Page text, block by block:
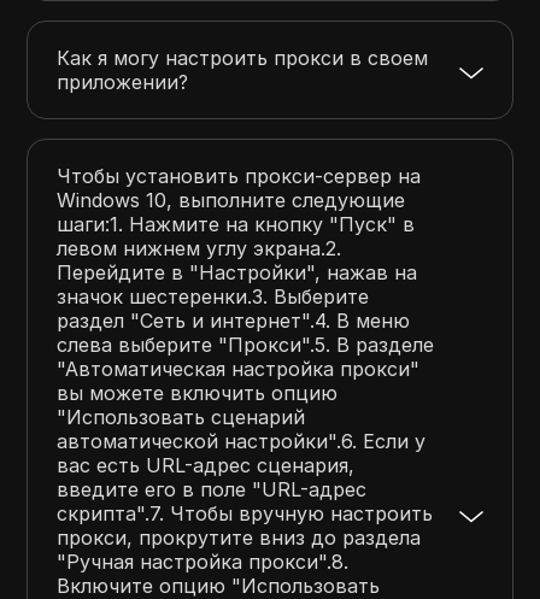
Как я могу настроить прокси в своем
приложении?
Чтобы установить прокси-сервер на
Windows 10, выполните следующие
шаги:1. Нажмите на кнопку "Пуск" в
левом нижнем углу экрана.2.
Перейдите в "Настройки", нажав на
значок шестеренки.3. Выберите
раздел "Сеть и интернет".4. В меню
слева выберите "Прокси".5. В разделе
"Автоматическая настройка прокси"
вы можете включить опцию
"Использовать сценарий
автоматической настройки".6. Если у
вас есть URL-адрес сценария,
введите его в поле "URL-адрес
скрипта".7. Чтобы вручную настроить
прокси, прокрутите вниз до раздела
"Ручная настройка прокси".8.
Включите опцию "Использовать